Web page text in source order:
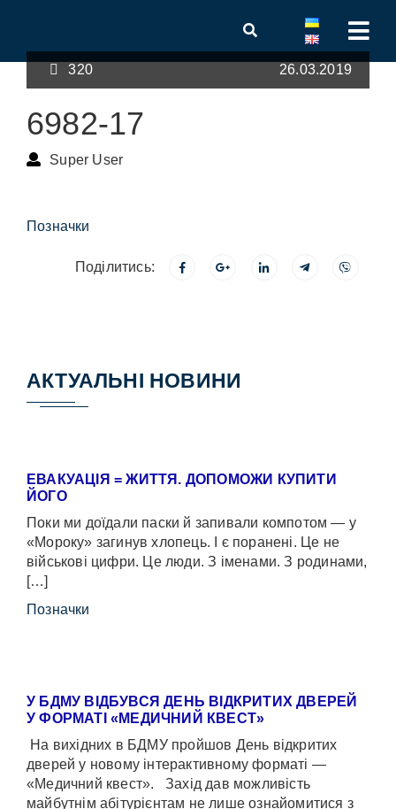
320 26.03.2019
6982-17
Super User
Позначки
Поділитись:
АКТУАЛЬНІ НОВИНИ
ЕВАКУАЦІЯ = ЖИТТЯ. ДОПОМОЖИ КУПИТИ
ЙОГО
Поки ми доїдали паски й запивали компотом — у
«Мороку» загинув хлопець. І є поранені. Це не
військові цифри. Це люди. З іменами. З родинами,
[…]
Позначки
У БДМУ ВІДБУВСЯ ДЕНЬ ВІДКРИТИХ ДВЕРЕЙ
У ФОРМАТІ «МЕДИЧНИЙ КВЕСТ»
На вихідних в БДМУ пройшов День відкритих
дверей у новому інтерактивному форматі —
«Медичний квест». Захід дав можливість
майбутнім абітурієнтам не лише ознайомитися з